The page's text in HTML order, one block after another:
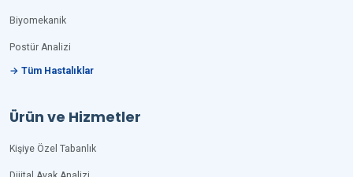
Biyomekanik
Postür Analizi
→ Tüm Hastalıklar
Ürün ve Hizmetler
Kişiye Özel Tabanlık